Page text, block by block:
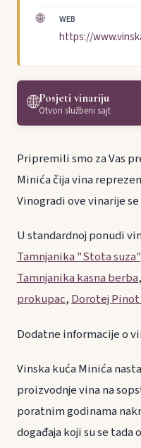
🌐 WEB
https://
🌐Posjeti vinariju
Otvori službeni sajt
Pripremili smo za Vas
Minića čija vina
Vinogradi ove vinarije
U standardnoj ponudi
Tamnjanika "Stota suza"
Tamnjanika kasna berba,
prokupac,Dorotej
Dodatne informacije o
Vinska kuća Minića
proizvodnje vina na
poratnim godinama
događaja koji su se